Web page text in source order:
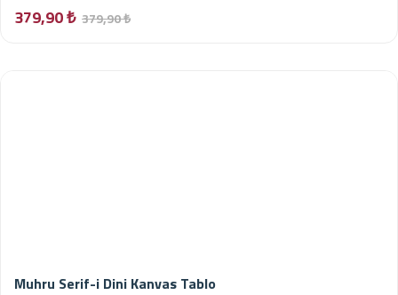
379,90 ₺ 379,90 ₺
Muhru Serif-i Dini Kanvas Tablo